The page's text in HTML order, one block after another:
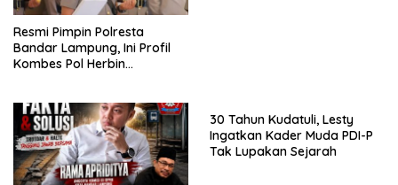
Resmi Pimpin Polresta
Bandar Lampung, Ini Profil
Kombes Pol Herbin
30 Tahun Kudatuli, Lesty
Ingatkan Kader Muda PDI-P
Tak Lupakan Sejarah